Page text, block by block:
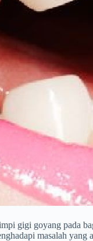
gigi goyang pada
masalah yang